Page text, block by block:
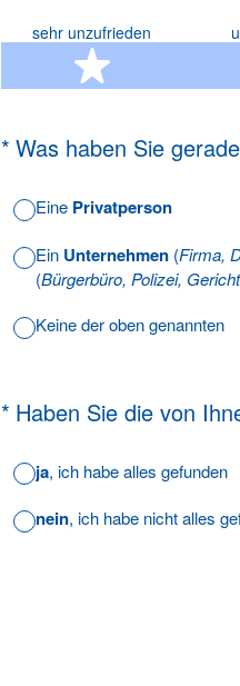
sehr unzufrieden
1 Stern
* Was haben Sie
(Erforderlich.)
Eine Privatperson
Ein Unternehmen (Firma,
(Bürgerbüro, Polizei,
Keine der oben genannten
* Haben Sie die von
(Erforderlich.)
ja, ich habe alles gefunden
nein, ich habe nicht alles